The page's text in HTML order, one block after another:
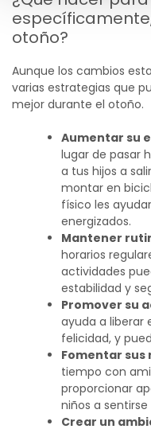
específicamente
otoño?
Aunque los cambios
varias estrategias que
mejor durante el otoño.
Aumentar su
lugar de pasar
a tus hijos a
montar en
físico les
energizados.
Mantener
horarios
actividades
estabilidad y
Promover su
ayuda a liberar
felicidad, y
Fomentar sus
tiempo con
proporcionar
niños a
Crear un